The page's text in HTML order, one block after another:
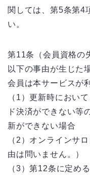
関しては、第5条第4
い。
第11条（会員資格の
以下の事由が生じた
会員は本サービスが
（1）更新時におい
ド決済ができない等
新ができない場合
（2）オンラインサ
由は問いません。）
（3）第12条に定め